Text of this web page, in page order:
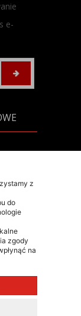
z
do
zgody
na
e-